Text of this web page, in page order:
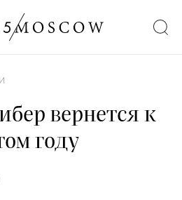
вернется к
году